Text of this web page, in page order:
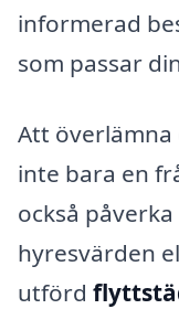
informerad
som passar
Att överlämna
inte bara en
också
hyresvärden
utförd